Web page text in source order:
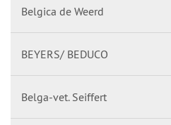
Belgica de Weerd
BEYERS/ BEDUCO
Belga-vet. Seiffert